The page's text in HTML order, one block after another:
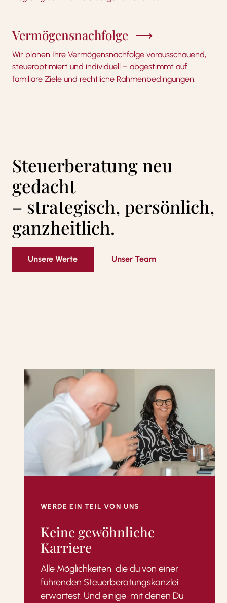
Vermögensnachfolge
Wir planen Ihre Vermögensnachfolge vorausschauend,
steueroptimiert und individuell – abgestimmt auf
familiäre Ziele und rechtliche Rahmenbedingungen.
Steuerberatung neu
gedacht
– strategisch, persönlich,
ganzheitlich.
Unsere Werte Unser Team
WERDE EIN TEIL VON UNS
Keine gewöhnliche
Karriere
Alle Möglichkeiten, die du von einer
führenden Steuerberatungskanzlei
erwartest. Und einige, mit denen Du